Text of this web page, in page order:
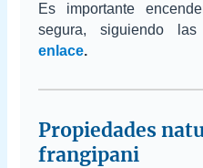
Es importante
segura, siguiendo
enlace.
Propiedades
frangipani